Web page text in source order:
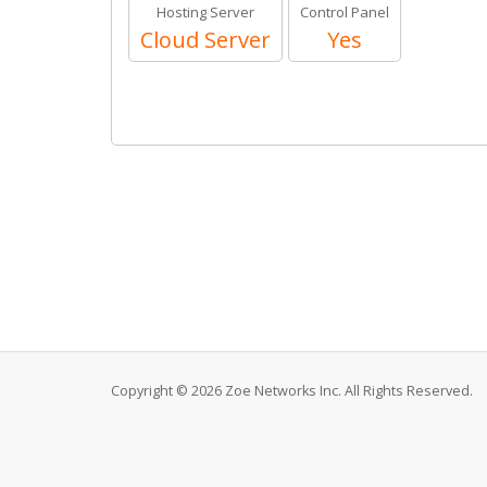
Hosting Server
Cloud Server
Control Panel
Yes
Copyright © 2026 Zoe Networks Inc. All Rights Reserved.